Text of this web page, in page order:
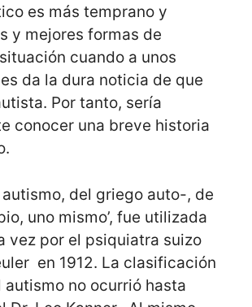
es más temprano y
y mejores formas de
cuando a unos
da la dura noticia de que
Por tanto, sería
conocer una breve historia
del griego auto-, de
uno mismo’, fue utilizada
vez por el psiquiatra suizo
en 1912. La clasificación
autismo no ocurrió hasta